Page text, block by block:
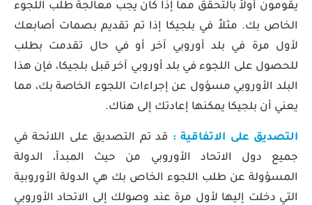
يقومون أولاً بالتحقق مما إذا كان يجب معالجة طلب اللجوء
الخاص بك. مثلاً في بلجيكا إذا تم تقديم بصمات أصابعك
لأول مرة في بلد أوروبي آخر أو في حال تقدمت بطلب
للحصول على اللجوء في بلد أوروبي آخر قبل بلجيكا، فإن هذا
البلد الأوروبي مسؤول عن إجراءات اللجوء الخاصة بك، مما
يعني أن بلجيكا يمكنها إعادتك إلى هناك.
التصديق على الاتفاقية : قد تم التصديق على اللائحة في
جميع دول الاتحاد الأوروبي من حيث المبدأ، الدولة
المسؤولة عن طلب اللجوء الخاص بك هي الدولة الأوروبية
التي دخلت إليها لأول مرة عند وصولك إلى الاتحاد الأوروبي